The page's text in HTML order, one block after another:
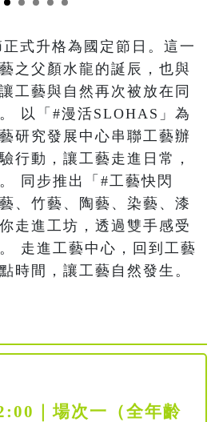
式升格為國定節日。這一
之父顏水龍的誕辰，也與
工藝與自然再次被放在同
以「#漫活SLOHAS」為
研究發展中心串聯工藝辦
行動，讓工藝走進日常，
同步推出「#工藝快閃
、竹藝、陶藝、染藝、漆
走進工坊，透過雙手感受
走進工藝中心，回到工藝
時間，讓工藝自然發生。
｜場次一（全年齡